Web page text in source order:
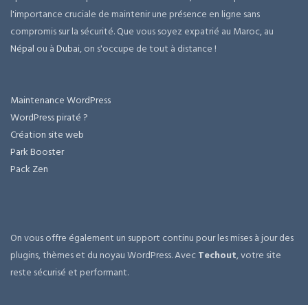
l'importance cruciale de maintenir une présence en ligne sans
compromis sur la sécurité. Que vous soyez expatrié au Maroc, au
Népal ou àDubai, on s'occupe de tout à distance !
Maintenance WordPress
WordPress piraté ?
Création site web
Park Booster
Pack Zen
On vous offre également un support continu pour les mises à jour des
plugins, thèmes et du noyau WordPress. AvecTechout, votre site
reste sécurisé et performant.